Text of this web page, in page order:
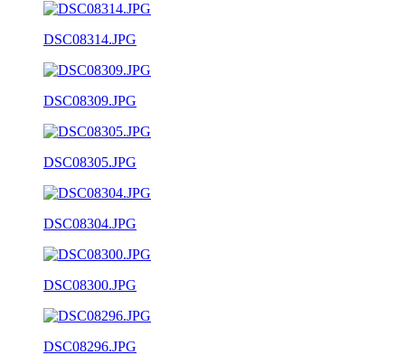
DSC08314.JPG
DSC08309.JPG
DSC08305.JPG
DSC08304.JPG
DSC08300.JPG
DSC08296.JPG